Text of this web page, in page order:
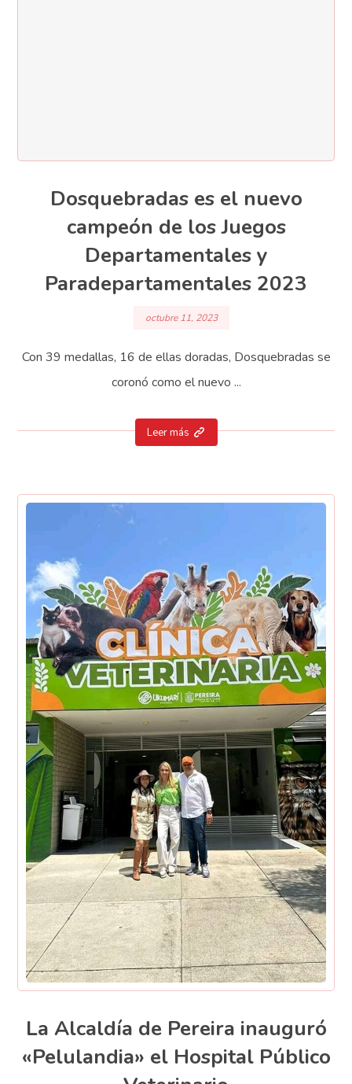
Dosquebradas es el nuevo
campeón de los Juegos
Departamentales y
Paradepartamentales 2023
octubre 11, 2023
Con 39 medallas, 16 de ellas doradas, Dosquebradas se
coronó como el nuevo ...
Leer más
La Alcaldía de Pereira inauguró
«Pelulandia» el Hospital Público